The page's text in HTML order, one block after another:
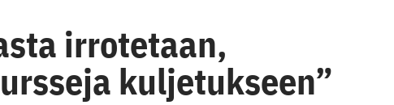
irrotetaan,
kuljetukseen”